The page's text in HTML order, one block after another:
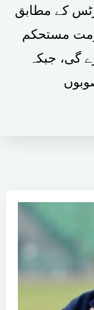
کے مطابق
مستحکم
گی، جبکہ